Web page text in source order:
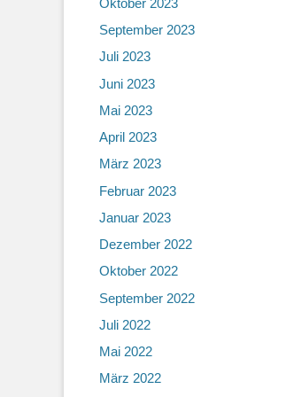
September 2023
Juli 2023
Juni 2023
Mai 2023
April 2023
März 2023
Februar 2023
Januar 2023
Dezember 2022
Oktober 2022
September 2022
Juli 2022
Mai 2022
März 2022